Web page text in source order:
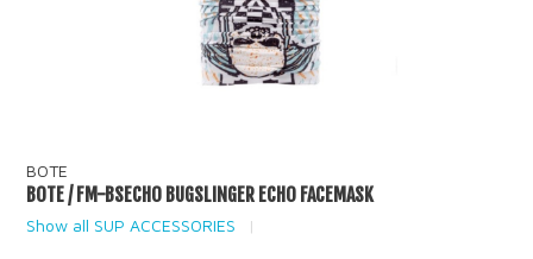
BOTE
BOTE / FM-BSECHO BUGSLINGER ECHO FACEMASK
Show all SUP ACCESSORIES